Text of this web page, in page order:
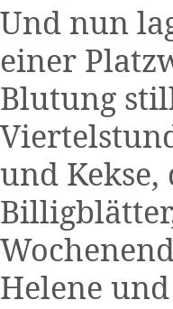
Und nun
einer
Blutung
und
Helene